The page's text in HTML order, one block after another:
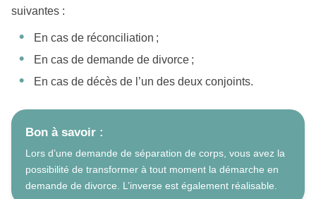
suivantes :
En cas de réconciliation ;
En cas de demande de divorce ;
En cas de décès de l’un des deux conjoints.
Bon à savoir :
Lors d’une demande de séparation de corps, vous avez la
possibilité de transformer à tout moment la démarche en
demande de divorce. L’inverse est également réalisable.